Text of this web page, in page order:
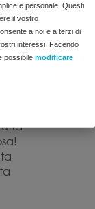
e personale. Questi
il vostro
a noi e a terzi di
interessi. Facendo
possibile modificare
75